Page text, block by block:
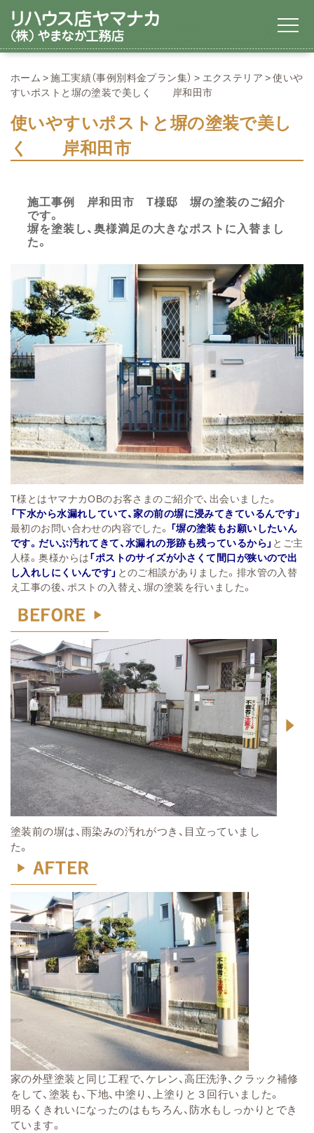
ホーム 施工実績（事例別料金プラン集） エクステリア
使いや
すいポストと塀の塗装で美しく 岸和田市
使いやすいポストと塀の塗装で美し
く 岸和田市
施工事例 岸和田市 T様邸 塀の塗装のご紹介
です。
塀を塗装し、奥様満足の大きなポストに入替まし
た。
T様とはヤマナカOBのお客さまのご紹介で、出会いました。
「下水から水漏れしていて、家の前の塀に浸みてきているんです」
最初のお問い合わせの内容でした。 「塀の塗装もお願いしたいん
です。だいぶ汚れてきて、水漏れの形跡も残っているから」 とご主
人様。奥様からは「ポストのサイズが小さくて間口が狭いので出
し入れしにくいんです」 とのご相談がありました。 排水管の入替
え工事の後、ポストの入替え、塀の塗装を行いました。
塗装前の塀は、雨染みの汚れがつき、目立っていまし
た。
家の外壁塗装と同じ工程で、ケレン、高圧洗浄、クラック補修
をして、塗装も、下地、中塗り、上塗りと３回行いました。
明るくきれいになったのはもちろん、防水もしっかりとでき
ています。